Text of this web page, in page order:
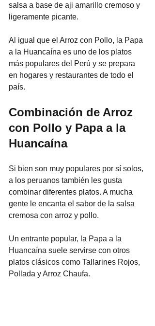
salsa a base de aji amarillo cremoso y
ligeramente picante.
Al igual que el Arroz con Pollo, la Papa
a la Huancaína es uno de los platos
más populares del Perú y se prepara
en hogares y restaurantes de todo el
país.
Combinación de Arroz
con Pollo y Papa a la
Huancaína
Si bien son muy populares por sí solos,
a los peruanos también les gusta
combinar diferentes platos. A mucha
gente le encanta el sabor de la salsa
cremosa con arroz y pollo.
Un entrante popular, la Papa a la
Huancaína suele servirse con otros
platos clásicos como Tallarines Rojos,
Pollada y Arroz Chaufa.